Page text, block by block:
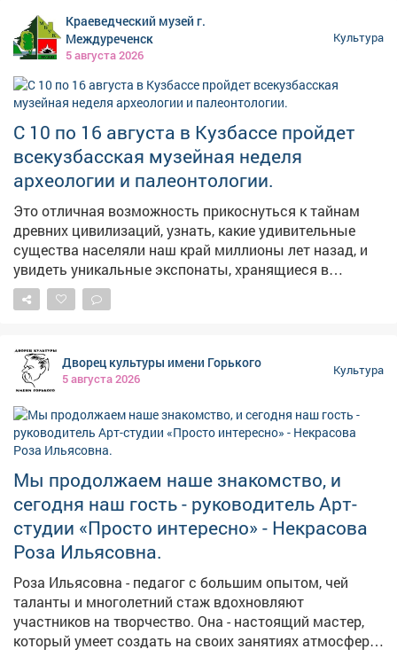
невесту Настю, но известие о её смерти заставляет
его вернуться. Там он узнаёт шокирующую правду - у
него на руках остаются трое осиротевших детей, а
фильме также снимались Пётр Глебов, Ирина Иванова,
Анатолий Солоницын и Другие выдающиеся актёры, а
сама картина сразу после премьеры вызвала шквал
писем от благодарных зрителей, которые
признавались, что не могли сдержать слёз. Приходите
всей семьёй, чтобы пережить эту удивительную,
пронзительную историю, которая заставляет
задуматься о главном. 📅 Когда: 12 августа, 18:00 📍
Где: Дворец культуры имени Горького Вход
свободный!
Краеведческий музей г.
Междуреченск
5 августа 2026
Культура
С 10 по 16 августа в Кузбассе пройдет
всекузбасская музейная неделя
археологии и палеонтологии.
Это отличная возможность прикоснуться к тайнам
древних цивилизаций, узнать, какие удивительные
существа населяли наш край миллионы лет назад, и
увидеть уникальные экспонаты, хранящиеся в
музейных фондах. Вас ждут интересные экскурсии,
интерактивные программы и новые открытия!
вы можете посетить любое мероприятие в музеях по
всей области. Подробности в карточках.
#Неделя_археологии_палеонтологии_в_Кузбассе
Дворец культуры имени Горького
5 августа 2026
Культура
Мы продолжаем наше знакомство, и
сегодня наш гость - руководитель Арт-
студии «Просто интересно» - Некрасова
Роза Ильясовна.
Роза Ильясовна - педагог с большим опытом, чей
таланты и многолетний стаж вдохновляют
участников на творчество. Она - настоящий мастер,
который умеет создать на своих занятиях атмосферу